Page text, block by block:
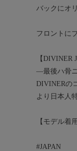
バックにオ
フロントに
【DIVINER
―最後ハ骨
DIVINERの
より日本人
【モデル着
#JAPAN